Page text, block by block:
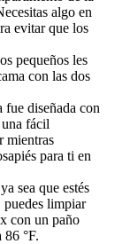
algo en
evitar que los
pequeños les
con las dos
fue diseñada con
una fácil
mientras
para ti en
sea que estés
limpiar
con un paño
°F.